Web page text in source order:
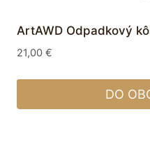
ArtAWD Odpadkový
21,00 €
DO